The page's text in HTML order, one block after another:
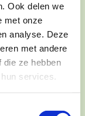
Ook delen we
met onze
analyse. Deze
met andere
die ze hebben
services.